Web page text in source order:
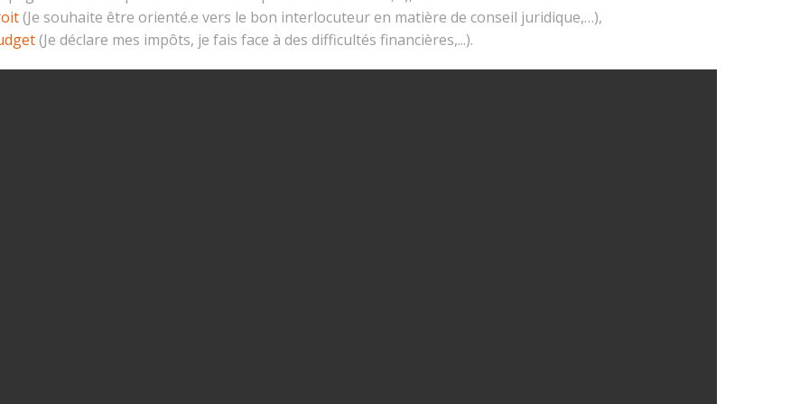
(Je souhaite être orienté.e vers le bon interlocuteur en matière de conseil juridique,…),
(Je déclare mes impôts, je fais face à des difficultés financières,...).